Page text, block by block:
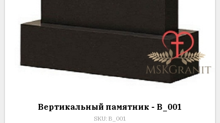
Вертикальный памятник - В_001
SKU: В_001